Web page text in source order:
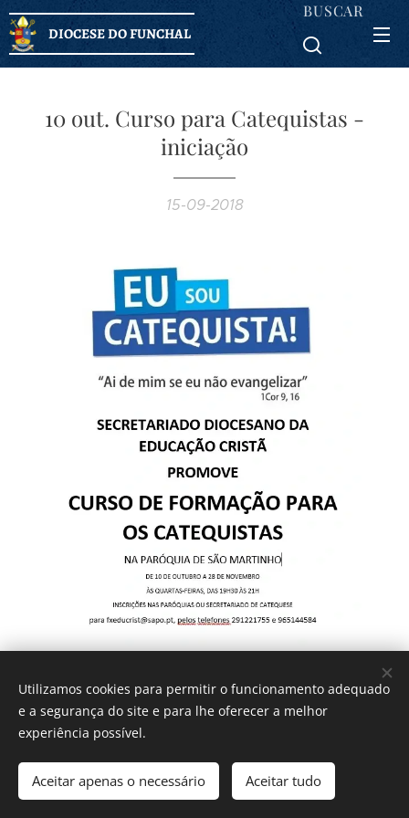
DIOCESE DO FUNCHAL
BUSCAR
10 out. Curso para Catequistas -
iniciação
15-09-2018
IGREJA CATÓLICA
Diocese do Funchal - 2017
Utilizamos cookies para permitir o funcionamento adequado
e a segurança do site e para lhe oferecer a melhor
experiência possível.
Aceitar apenas o necessário Aceitar tudo